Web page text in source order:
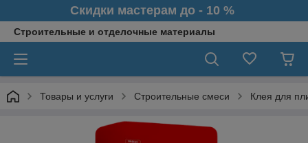
Скидки мастерам до - 10 %
Строительные и отделочные материалы
Товары и услуги Строительные смеси Клея для